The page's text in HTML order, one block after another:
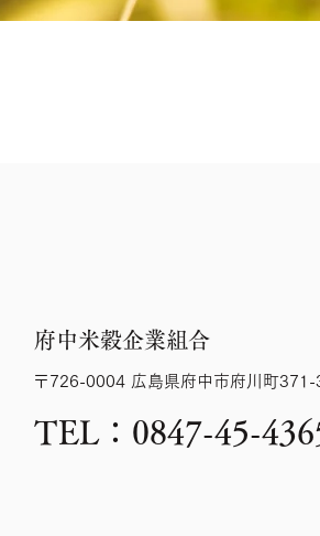
府中米穀企業組合
〒726-0004 広島県府中市府川町371-
TEL：0847-45-